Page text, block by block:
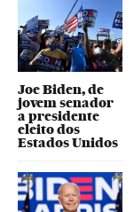
Joe Biden, de
jovem senador
a presidente
eleito dos
Estados Unidos